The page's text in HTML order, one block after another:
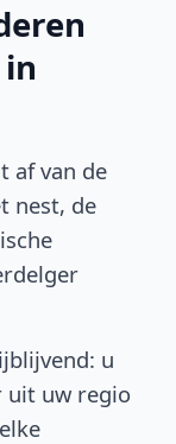
af van de
nest, de
u
uit uw regio